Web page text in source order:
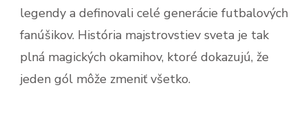
legendy a definovali celé generácie futbalových
fanúšikov. História majstrovstiev sveta je tak
plná magických okamihov, ktoré dokazujú, že
jeden gól môže zmeniť všetko.